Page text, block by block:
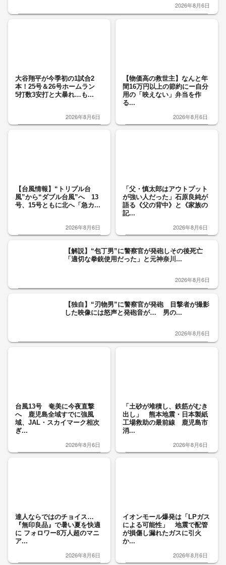
2026年8月6日
大谷翔平が今季初の1試合2
本！25号＆26号ホームラン
5打数3安打と大暴れ…も...
2026年8月6日
【物価高の救世主】なんと年
間16万円以上の節約にー自分
用の「映えない」弁当を作
る...
2026年8月6日
【台風情報】“トリプル台
風”から“ダブル台風”へ 13
号、15号ともに北へ「急カ...
2026年8月6日
「父・慎太郎はアウトプット
が強い人だった」石原良純が
語る《父の背中》と《家族の
記...
2026年8月6日
【解説】“包丁男”に警察官が発砲しその後死亡
「適切な拳銃使用だった」と元神奈川...
2026年8月6日
【独自】“刃物男”に警察官が発砲 目撃者が撮影
した映像には怒声と発砲音が… 男の...
2026年8月6日
台風13号 奄美に今夜直撃
へ 鹿児島全域すでに強風
域、JAL・スカイマーク相次
ぎ...
2026年8月6日
「土砂が堆積し、鉄筋がむき
出し」 熊本地震・日本製紙
工場救助の最前線 鹿児島市
消...
2026年8月6日
達人ならではのチョイス…
『無印良品』で暑い夏を快適
に フォロワー8万人超のマニ
ア...
2026年8月6日
イオンモール爆発は「LPガス
による可能性」 地震で配管
が損傷し漏れたガスに引火
か...
2026年8月6日